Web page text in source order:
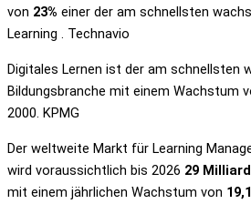
von 23% einer der am schnellsten
Learning . Technavio
Digitales Lernen ist der am schnellsten
Bildungsbranche mit einem Wachstum
2000. KPMG
Der weltweite Markt für Learning
wird voraussichtlich bis 2026 29
mit einem jährlichen Wachstum von